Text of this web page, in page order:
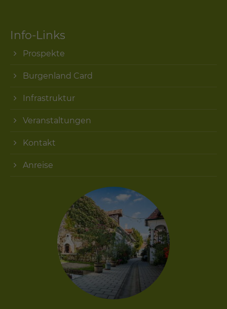
Info-Links
Prospekte
Burgenland Card
Infrastruktur
Veranstaltungen
Kontakt
Anreise